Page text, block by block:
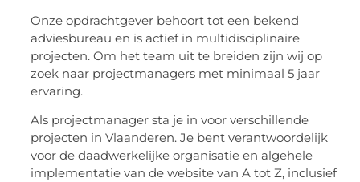
Onze opdrachtgever behoort tot een bekend
adviesbureau en is actief in multidisciplinaire
projecten. Om het team uit te breiden zijn wij op
zoek naar projectmanagers met minimaal 5 jaar
ervaring.
Als projectmanager sta je in voor verschillende
projecten in Vlaanderen. Je bent verantwoordelijk
voor de daadwerkelijke organisatie en algehele
implementatie van de website van A tot Z, inclusief